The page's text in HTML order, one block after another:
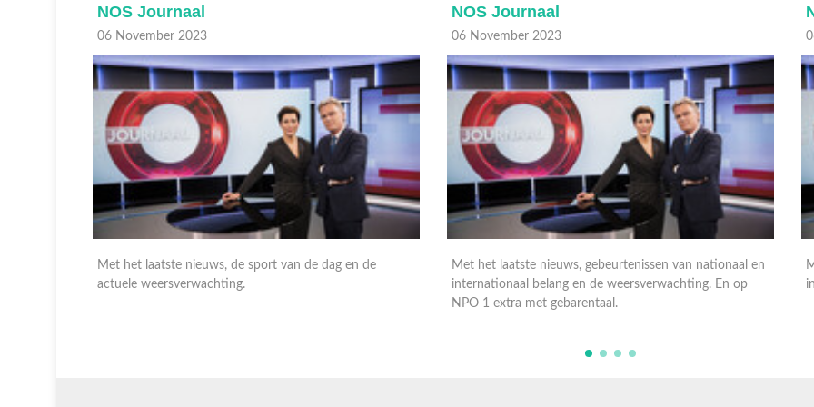
NOS Journaal
06 November 2023
Met het laatste nieuws, gebeurtenissen van nationaal en
internationaal belang en de weersverwachting. En op
NOS Journaal
06 November 2023
Met het laatste nieuws, gebeurtenissen van nationaal en
internationaal belang en de weersverwachting.